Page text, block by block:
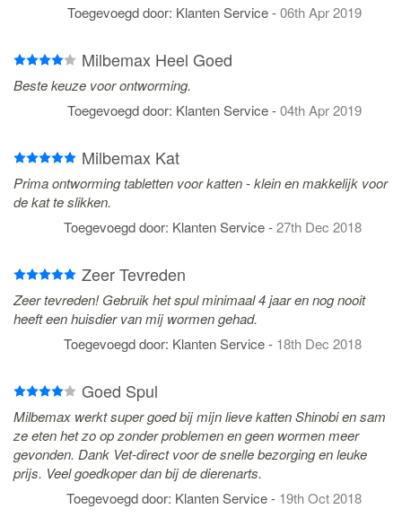
Toegevoegd door: Klanten Service-06th Apr 2019
Milbemax Heel Goed
Beste keuze voor ontworming.
Toegevoegd door: Klanten Service-04th Apr 2019
Milbemax Kat
Prima ontworming tabletten voor katten - klein en makkelijk voor
de kat te slikken.
Toegevoegd door: Klanten Service-27th Dec 2018
Zeer Tevreden
Zeer tevreden! Gebruik het spul minimaal 4 jaar en nog nooit
heeft een huisdier van mij wormen gehad.
Toegevoegd door: Klanten Service- 18th Dec 2018
Goed Spul
Milbemax werkt super goed bij mijn lieve katten Shinobi en sam
ze eten het zo op zonder problemen en geen wormen meer
gevonden. Dank Vet-direct voor de snelle bezorging en leuke
prijs. Veel goedkoper dan bij de dierenarts.
Toegevoegd door: Klanten Service- 19th Oct 2018